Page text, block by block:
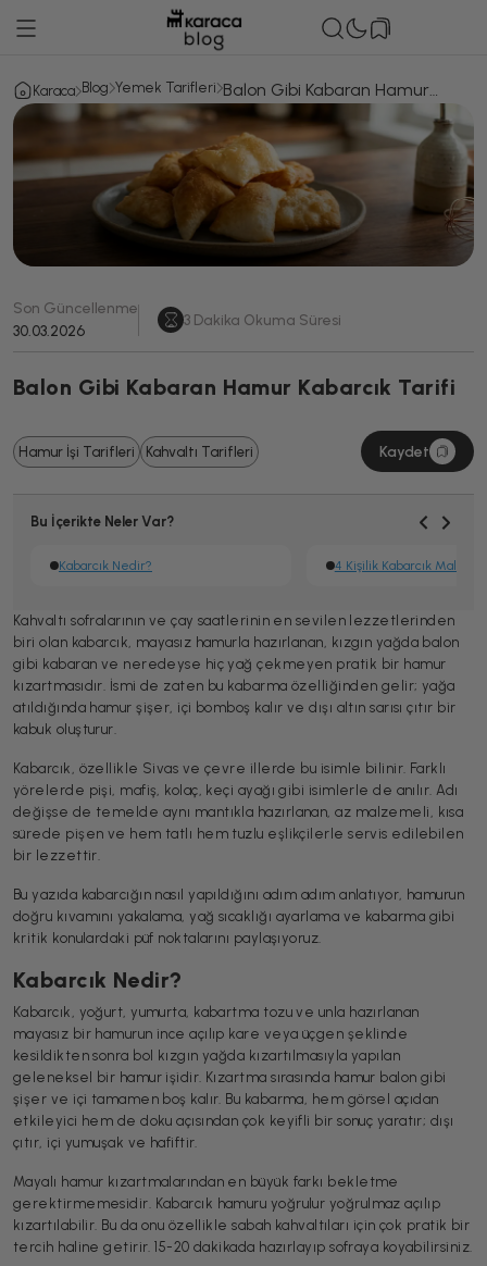
Karaca Blog Yemek Tarifleri Balon Gibi Kabaran Hamur
Kabarcık Tarifi
Son Güncellenme
30.03.2026
3 Dakika Okuma Süresi
Balon Gibi Kabaran Hamur Kabarcık Tarifi
Hamur İşi Tarifleri Kahvaltı Tarifleri Kaydet
Bu İçerikte Neler Var?
Kabarcık Nedir? 4 Kişilik Kabarcık
Kahvaltı sofralarının ve çay saatlerinin en sevilen lezzetlerinden
biri olan kabarcık, mayasız hamurla hazırlanan, kızgın yağda balon
gibi kabaran ve neredeyse hiç yağ çekmeyen pratik bir hamur
kızartmasıdır. İsmi de zaten bu kabarma özelliğinden gelir; yağa
atıldığında hamur şişer, içi bomboş kalır ve dışı altın sarısı çıtır bir
kabuk oluşturur.
Kabarcık, özellikle Sivas ve çevre illerde bu isimle bilinir. Farklı
yörelerde pişi, mafiş, kolaç, keçi ayağı gibi isimlerle de anılır. Adı
değişse de temelde aynı mantıkla hazırlanan, az malzemeli, kısa
sürede pişen ve hem tatlı hem tuzlu eşlikçilerle servis edilebilen
bir lezzettir.
Bu yazıda kabarcığın nasıl yapıldığını adım adım anlatıyor, hamurun
doğru kıvamını yakalama, yağ sıcaklığı ayarlama ve kabarma gibi
kritik konulardaki püf noktalarını paylaşıyoruz.
Kabarcık Nedir?
Kabarcık, yoğurt, yumurta, kabartma tozu ve unla hazırlanan
mayasız bir hamurun ince açılıp kare veya üçgen şeklinde
kesildikten sonra bol kızgın yağda kızartılmasıyla yapılan
geleneksel bir hamur işidir. Kızartma sırasında hamur balon gibi
şişer ve içi tamamen boş kalır. Bu kabarma, hem görsel açıdan
etkileyici hem de doku açısından çok keyifli bir sonuç yaratır; dışı
çıtır, içi yumuşak ve hafiftir.
Mayalı hamur kızartmalarından en büyük farkı bekletme
gerektirmemesidir. Kabarcık hamuru yoğrulur yoğrulmaz açılıp
kızartılabilir. Bu da onu özellikle sabah kahvaltıları için çok pratik bir
tercih haline getirir. 15-20 dakikada hazırlayıp sofraya koyabilirsiniz.